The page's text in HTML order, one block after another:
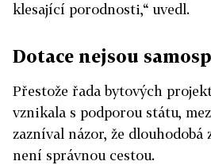
klesající porodnosti,“ uvedl.
Dotace nejsou
Přestože řada bytových
vznikala s podporou státu,
zazníval názor, že
není správnou cestou.